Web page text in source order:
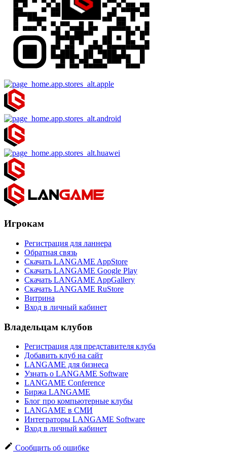
Игрокам
Регистрация для ланнера
Обратная связь
Скачать LANGAME AppStore
Скачать LANGAME Google Play
Скачать LANGAME AppGallery
Скачать LANGAME RuStore
Витрина
Вход в личный кабинет
Владельцам клубов
Регистрация для представителя клуба
Добавить клуб на сайт
LANGAME для бизнеса
Узнать о LANGAME Software
LANGAME Conference
Биржа LANGAME
Блог про компьютерные клубы
LANGAME в СМИ
Интеграторы LANGAME Software
Вход в личный кабинет
Сообщить об ошибке